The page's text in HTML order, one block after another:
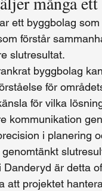
ett byggbolag
förstår
slutresultat.
byggbolag
för
för vilka
kommunikation
i planering
Danderyd är detta
att projektet